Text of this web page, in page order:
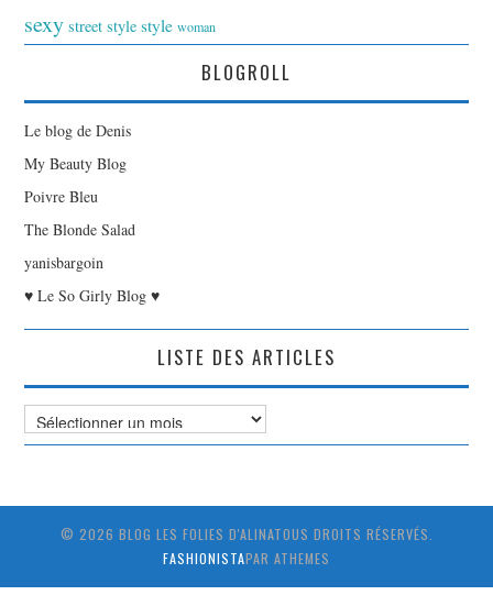
sexy street style style woman
BLOGROLL
Le blog de Denis
My Beauty Blog
Poivre Bleu
The Blonde Salad
yanisbargoin
♥ Le So Girly Blog ♥
LISTE DES ARTICLES
Liste
des
© 2026 BLOG LES FOLIES D'ALINATOUS DROITS RÉSERVÉS.
FASHIONISTAPAR ATHEMES